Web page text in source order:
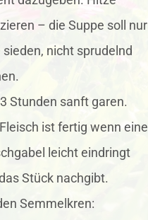
– die Suppe soll nur
sieden, nicht sprudelnd
Stunden sanft garen.
ist fertig wenn eine
leicht eindringt
Stück nachgibt.
Semmelkren: